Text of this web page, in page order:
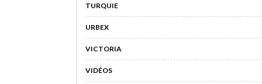
TURQUIE
URBEX
VICTORIA
VIDÉOS